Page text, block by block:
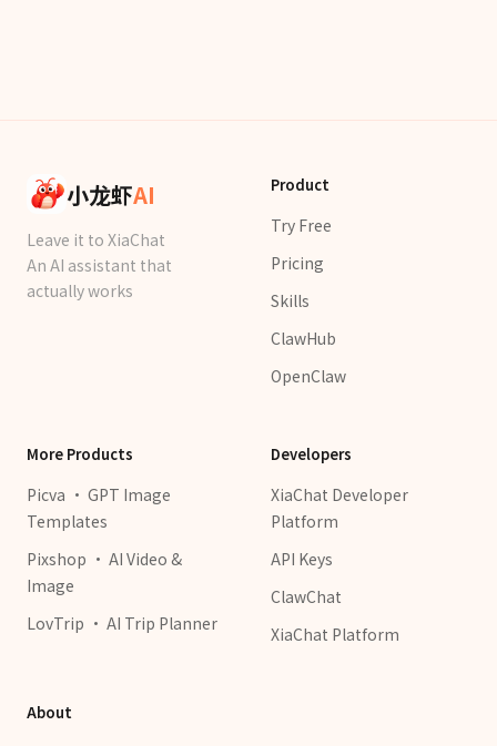
小龙虾AI
Leave it to XiaChat
An AI assistant that
actually works
Product
Try Free
Pricing
Skills
ClawHub
OpenClaw
More Products
Picva · GPT Image
Templates
Pixshop · AI Video &
Image
LovTrip · AI Trip Planner
Developers
XiaChat Developer
Platform
API Keys
ClawChat
XiaChat Platform
About